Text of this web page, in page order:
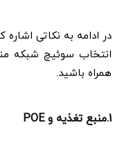
در ادامه به نکاتی اشاره
انتخاب سوئیچ شبکه
همراه باشید.
1.منبع تغذیه و POE